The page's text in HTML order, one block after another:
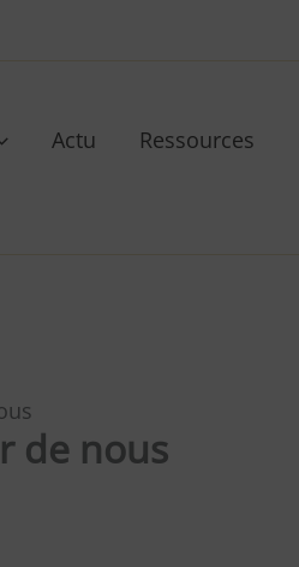
Actu Ressources
de nous